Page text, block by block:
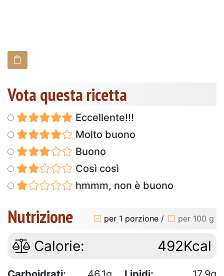
Vota questa ricetta
Eccellente!!!
Molto buono
Buono
Così così
hmmm, non è buono
Nutrizione per 1 porzione / per 100 g
Calorie: 492Kcal